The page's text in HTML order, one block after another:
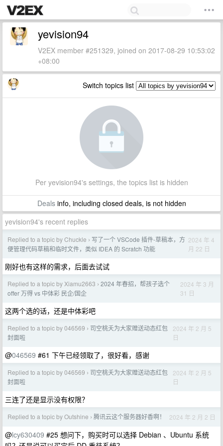
yevision94
V2EX member #251329, joined on 2017-08-29 10:53:02
+08:00
Switch topics list
Per yevision94's settings, the topics list is hidden
Dealsinfo, including closed deals, is not hidden
yevision94's recent replies
Replied to a topic by Chuckle › 写了一个 VSCode 插件-草稿本，方
便管理代码草稿和临时文件，类似 IDEA 的 Scratch 功能
2024 年 4
月 22 日
刚好也有这样的需求，后面去试试
Replied to a topic by Xiamu2663 › 2024 年春招，帮孩子选个
offer 万得 vs 中体彩 民企/国企
2024 年 3 月
31 日
这两个选的话，还是中体彩吧
Replied to a topic by 046569 › 司空桃夭为大家赠送动态红包
封面啦
2024 年 2 月 5
日
@046569 #61 下午已经领取了，很好看，感谢
Replied to a topic by 046569 › 司空桃夭为大家赠送动态红包
封面啦
2024 年 2 月 5
日
三连了还是显示没有权限？
Replied to a topic by Outshine › 腾讯云这个服务器好香啊！ 2024 年 2 月 2 日
@lcy630409 #25 想问下，购买时可以选择 Debian 、Ubuntu 系统